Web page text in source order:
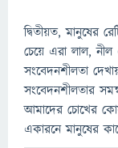
দ্বিতীয়ত, মানুষের
চেয়ে এরা লাল,
সংবেদনশীলতা
সংবেদনশীলতার
আমাদের চোখের
একারনে মানুষের